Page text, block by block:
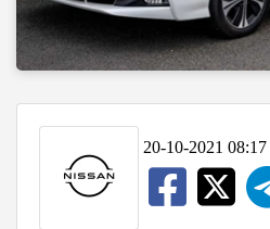
20-10-2021 08:17